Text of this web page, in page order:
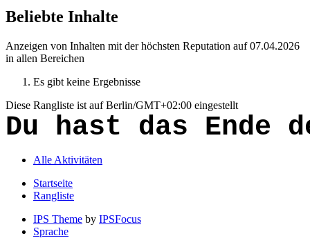
Beliebte Inhalte
Anzeigen von Inhalten mit der höchsten Reputation auf 07.04.2026
in allen Bereichen
Es gibt keine Ergebnisse
Diese Rangliste ist auf Berlin/GMT+02:00 eingestellt
Du hast das
Alle Aktivitäten
Startseite
Rangliste
IPS Theme by IPSFocus
Sprache